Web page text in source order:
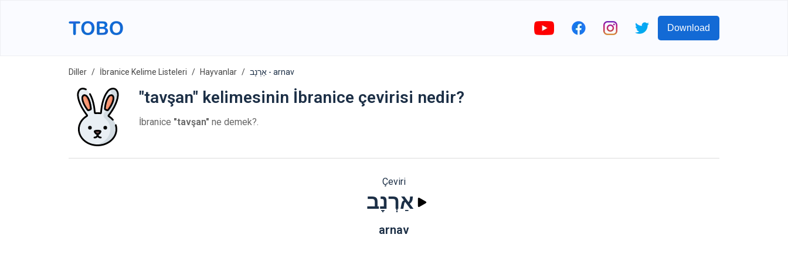
Download
Diller İbranice Kelime Listeleri Hayvanlar אַרְנָב - arnav
"tavşan" kelimesinin İbranice çevirisi nedir?
İbranice "tavşan" ne demek?.
Çeviri
אַרְנָב
arnav